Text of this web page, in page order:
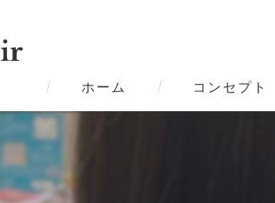
ホーム コンセプト